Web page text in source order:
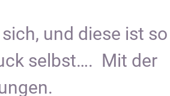
und diese ist so
selbst…. Mit der